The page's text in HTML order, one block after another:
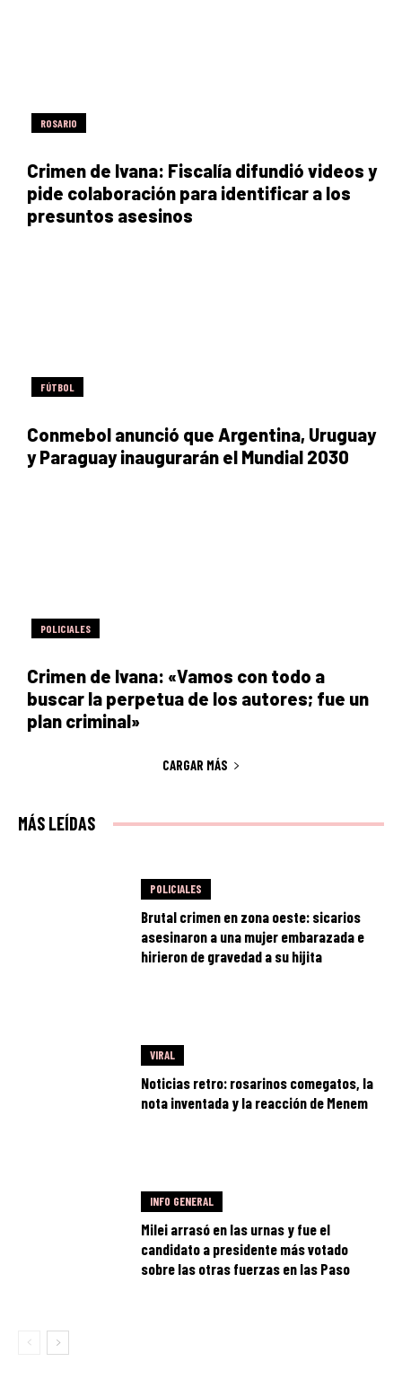
ROSARIO
Crimen de Ivana: Fiscalía difundió videos y
pide colaboración para identificar a los
presuntos asesinos
FÚTBOL
Conmebol anunció que Argentina, Uruguay
y Paraguay inaugurarán el Mundial 2030
POLICIALES
Crimen de Ivana: «Vamos con todo a
buscar la perpetua de los autores; fue un
plan criminal»
CARGAR MÁS
MÁS LEÍDAS
POLICIALES
Brutal crimen en zona oeste: sicarios
asesinaron a una mujer embarazada e
hirieron de gravedad a su hijita
VIRAL
Noticias retro: rosarinos comegatos, la
nota inventada y la reacción de Menem
INFO GENERAL
Milei arrasó en las urnas y fue el
candidato a presidente más votado
sobre las otras fuerzas en las Paso